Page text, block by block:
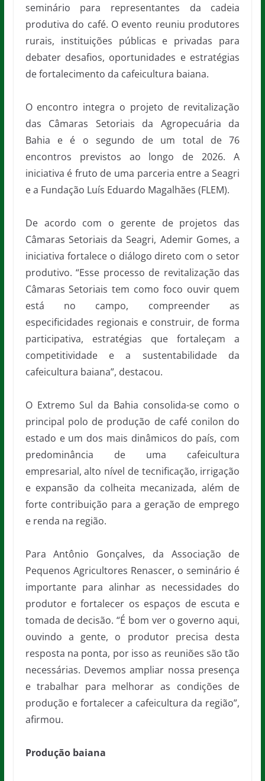
seminário para representantes da cadeia
produtiva do café. O evento reuniu produtores
rurais, instituições públicas e privadas para
debater desafios, oportunidades e estratégias
de fortalecimento da cafeicultura baiana.
O encontro integra o projeto de revitalização
das Câmaras Setoriais da Agropecuária da
Bahia e é o segundo de um total de 76
encontros previstos ao longo de 2026. A
iniciativa é fruto de uma parceria entre a Seagri
e a Fundação Luís Eduardo Magalhães (FLEM).
De acordo com o gerente de projetos das
Câmaras Setoriais da Seagri, Ademir Gomes, a
iniciativa fortalece o diálogo direto com o setor
produtivo. “Esse processo de revitalização das
Câmaras Setoriais tem como foco ouvir quem
está no campo, compreender as
especificidades regionais e construir, de forma
participativa, estratégias que fortaleçam a
competitividade e a sustentabilidade da
cafeicultura baiana”, destacou.
O Extremo Sul da Bahia consolida-se como o
principal polo de produção de café conilon do
estado e um dos mais dinâmicos do país, com
predominância de uma cafeicultura
empresarial, alto nível de tecnificação, irrigação
e expansão da colheita mecanizada, além de
forte contribuição para a geração de emprego
e renda na região.
Para Antônio Gonçalves, da Associação de
Pequenos Agricultores Renascer, o seminário é
importante para alinhar as necessidades do
produtor e fortalecer os espaços de escuta e
tomada de decisão. “É bom ver o governo aqui,
ouvindo a gente, o produtor precisa desta
resposta na ponta, por isso as reuniões são tão
necessárias. Devemos ampliar nossa presença
e trabalhar para melhorar as condições de
produção e fortalecer a cafeicultura da região”,
afirmou.
Produção baiana